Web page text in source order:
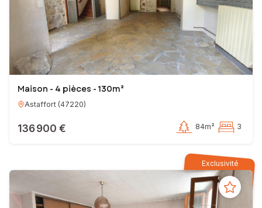
Maison - 4 pièces - 130m²
Astaffort (47220)
136 900 € 84m² 3
Exclusivité